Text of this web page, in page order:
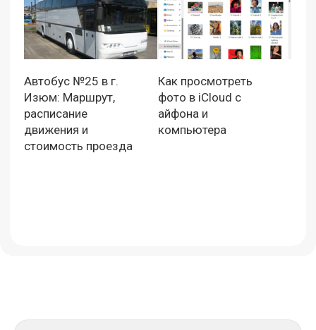
Автобус №25 в г.
Изюм: Маршрут,
расписание
движения и
стоимость проезда
Как просмотреть
фото в iCloud с
айфона и
компьютера